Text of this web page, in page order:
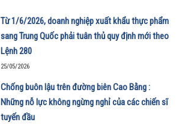
Từ 1/6/2026, doanh nghiệp xuất khẩu thực phẩm
sang Trung Quốc phải tuân thủ quy định mới theo
Lệnh 280
25/05/2026
Chống buôn lậu trên đường biên Cao Bằng :
Những nỗ lực không ngừng nghỉ của các chiến sĩ
tuyến đầu